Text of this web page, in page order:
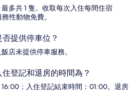
多共 1 隻。收取每次入住每間住宿
性動物免費。
提供停車位？
店未提供停車服務。
登記和退房的時間為？
；入住登記結束時間：01:00。退房